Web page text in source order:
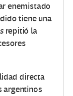
enemistado
tiene una
repitió la
directa
argentinos